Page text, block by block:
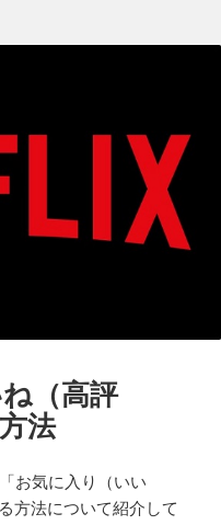
（高評
法
お気に入り（いい
方法について紹介して